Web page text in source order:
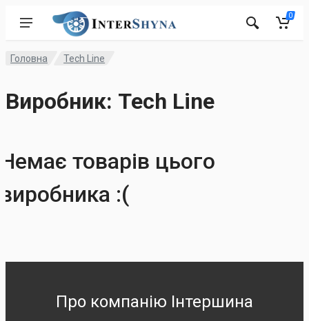
0
Головна Tech Line
Виробник: Tech Line
Немає товарів цього
виробника :(
Про компанію Інтершина